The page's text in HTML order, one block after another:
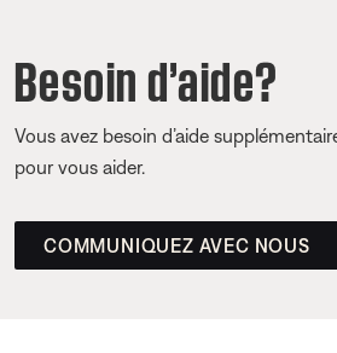
Besoin d’aide?
Vous avez besoin d’aide
pour vous aider.
COMMUNIQUEZ AVEC NOUS